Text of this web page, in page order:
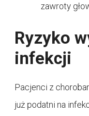
zawroty
Ryzyko
infekcji
Pacjenci z
już podatni na